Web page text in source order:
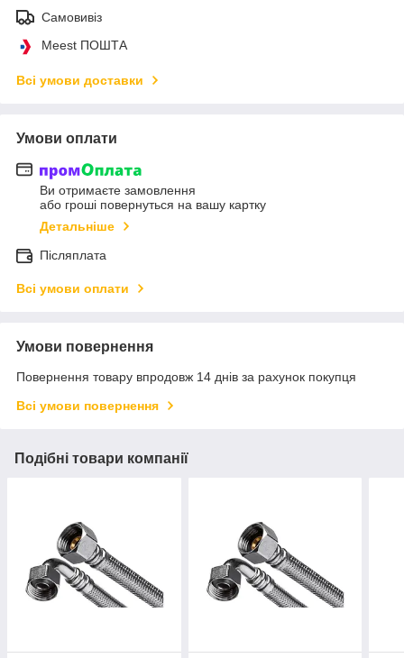
Самовивіз
Meest ПОШТА
Всі умови доставки
Умови оплати
Ви отримаєте замовлення
або гроші повернуться на вашу картку
Детальніше
Післяплата
Всі умови оплати
Умови повернення
Повернення товару впродовж 14 днів за рахунок покупця
Всі умови повернення
Подібні товари компанії